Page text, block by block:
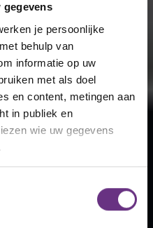
gegevens
je persoonlijke
behulp van
informatie op uw
met als doel
en content, metingen aan
in publiek en
wie uw gegevens
uw geografische